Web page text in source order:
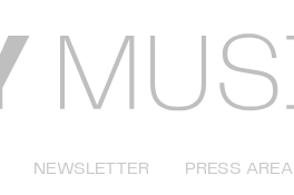
NEWSLETTER PRESS AREA